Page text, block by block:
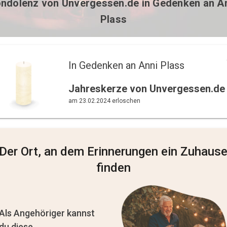
von Unvergessen.de in Gedenken an
Plass
In Gedenken an Anni Plass
Jahreskerze von Unvergessen.de
am 23.02.2024 erloschen
Ort, an dem Erinnerungen ein Zuhause
finden
Angehöriger kannst